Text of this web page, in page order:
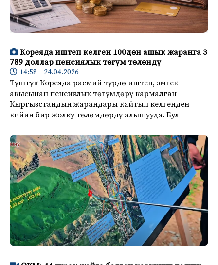
Кореяда иштеп келген 100дөн ашык жаранга 3
789 доллар пенсиялык төгүм төлөндү
14:58 24.04.2026
Түштүк Кореяда расмий түрдө иштеп, эмгек
акысынан пенсиялык төгүмдөрү кармалган
Кыргызстандын жарандары кайтып келгенден
кийин бир жолку төлөмдөрдү алышууда. Бул